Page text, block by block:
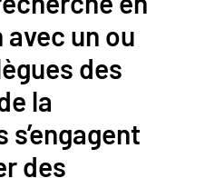
un ou
des
la
des